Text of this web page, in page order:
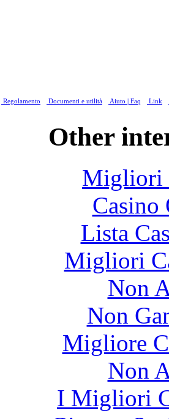
Regolamento Documenti e utilità Aiuto | Faq Link
Other
Migliori
Lista
Migliori
Non
Non
Migliore
Non
I Migliori